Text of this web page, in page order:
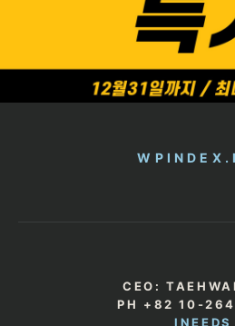
CEO:
PH +82 10-
INEEDS